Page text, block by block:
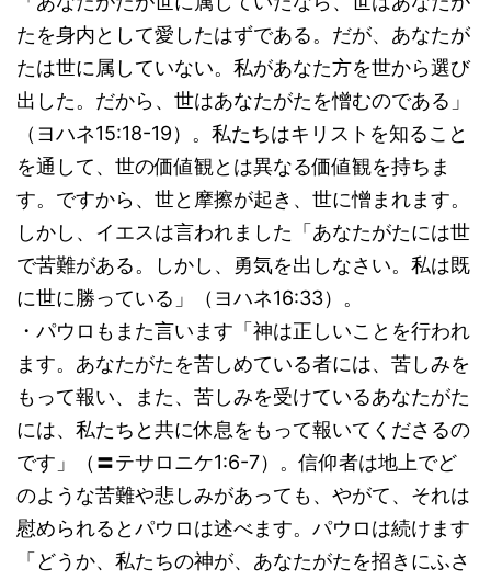
たを身内として愛したはずである。だが、あなたが
たは世に属していない。私があなた方を世から選び
出した。だから、世はあなたがたを憎むのである」
（ヨハネ15:18-19）。私たちはキリストを知ること
を通して、世の価値観とは異なる価値観を持ちま
す。ですから、世と摩擦が起き、世に憎まれます。
しかし、イエスは言われました「あなたがたには世
で苦難がある。しかし、勇気を出しなさい。私は既
に世に勝っている」（ヨハネ16:33）。
・パウロもまた言います「神は正しいことを行われ
ます。あなたがたを苦しめている者には、苦しみを
もって報い、また、苦しみを受けているあなたがた
には、私たちと共に休息をもって報いてくださるの
です」（〓テサロニケ1:6-7）。信仰者は地上でど
のような苦難や悲しみがあっても、やがて、それは
慰められるとパウロは述べます。パウロは続けます
「どうか、私たちの神が、あなたがたを招きにふさ